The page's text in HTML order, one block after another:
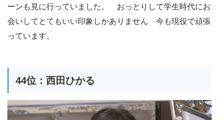
ーンも見に行っていました。 おっとりして学生時代にお
会いしてとてもいい印象しかありません 今も現役で頑張
っています。
44位：西田ひかる